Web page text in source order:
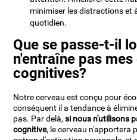
minimiser les distractions et
quotidien.
Que se passe-t-il
n'entraîne pas
cognitives?
Notre cerveau est conçu pour
conséquent il a tendance à
pas. Par delà,si nous n'utilisons
cognitive, le cerveau n'apportera